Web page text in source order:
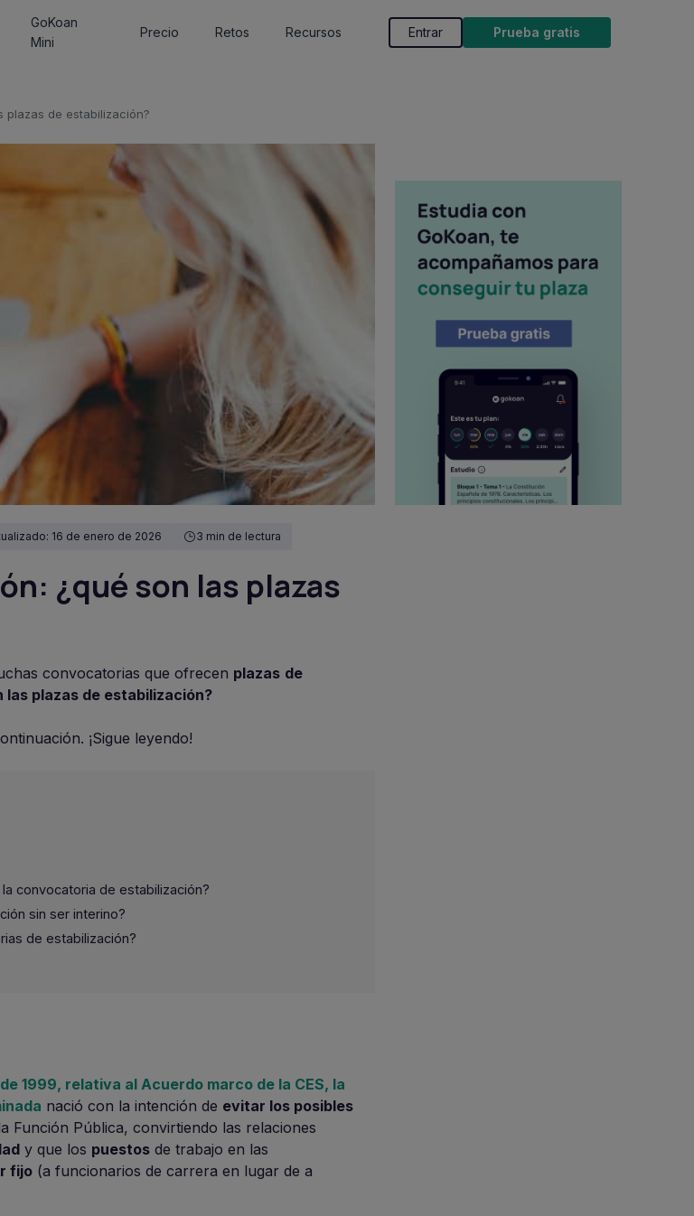
GoKoan
Mini
Precio Retos Recursos Entrar Prueba gratis
plazas de estabilización?
16 de enero de 2026 3 min de lectura
¿qué son las plazas
convocatorias que ofrecen plazas de
las plazas de estabilización?
¡Sigue leyendo!
convocatoria de estabilización?
sin ser interino?
de estabilización?
1999, relativa al Acuerdo marco de la CES, la
nació con la intención de evitar los posibles
Función Pública, convirtiendo las relaciones
y que los puestos de trabajo en las
fijo (a funcionarios de carrera en lugar de a